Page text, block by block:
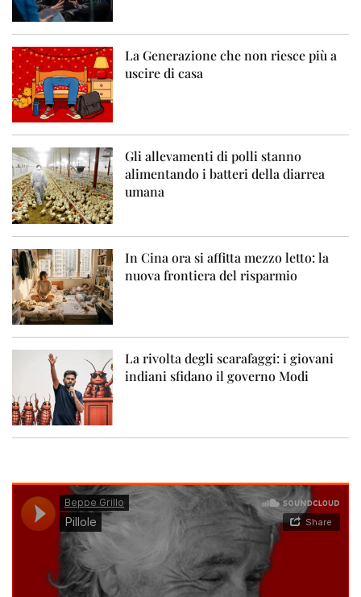
La Generazione che non riesce più a
uscire di casa
Gli allevamenti di polli stanno
alimentando i batteri della diarrea
umana
In Cina ora si affitta mezzo letto: la
nuova frontiera del risparmio
La rivolta degli scarafaggi: i giovani
indiani sfidano il governo Modi